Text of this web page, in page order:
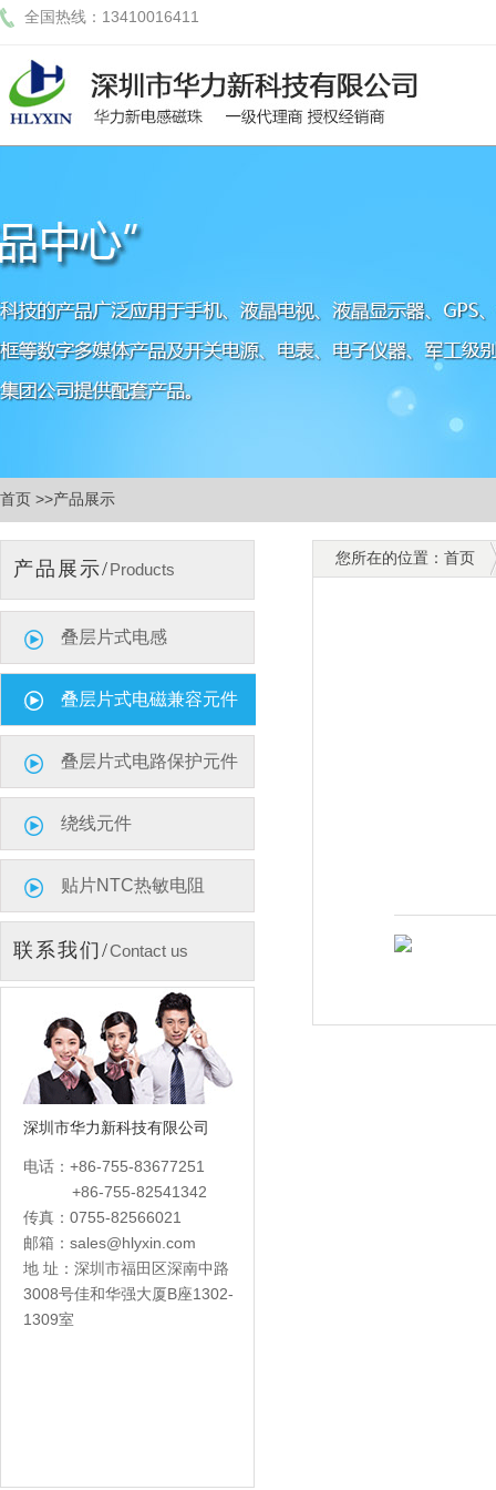
全国热线：13410016411
首页 >>产品展示
产品展示/Products
叠层片式电感
叠层片式电磁兼容元件
叠层片式电路保护元件
绕线元件
贴片NTC热敏电阻
联系我们/Contact us
深圳市华力新科技有限公司
电话：+86-755-83677251
+86-755-82541342
传真：0755-82566021
邮箱： sales@hlyxin.com
地 址：深圳市福田区深南中路
3008号佳和华强大厦B座1302-
1309室
您所在的位置：首页